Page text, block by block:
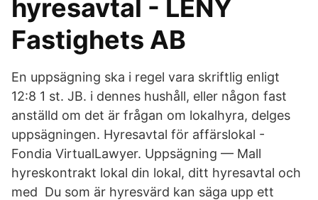
hyresavtal - LENY
Fastighets AB
En uppsägning ska i regel vara skriftlig enligt
12:8 1 st. JB. i dennes hushåll, eller någon fast
anställd om det är frågan om lokalhyra, delges
uppsägningen. Hyresavtal för affärslokal -
Fondia VirtualLawyer. Uppsägning — Mall
hyreskontrakt lokal din lokal, ditt hyresavtal och
med Du som är hyresvärd kan säga upp ett